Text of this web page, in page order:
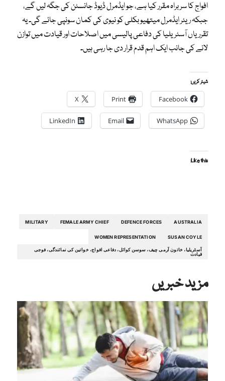
افواج کا سربراہ مقرر کیا ہے، جو ایڈمرل ڈیوڈ جانسٹن کی جگہ لیں گے،
جبکہ ریئر ایڈمرل میتھیو بکلی کو نیوی کی کمان سونپی جائے گی۔ یہ
تقرریاں آسٹریلیا کی دفاعی پالیسی میں اصلاحات اور قیادت میں توازن
لانے کی جانب ایک اہم قدم قرار دی جا رہی ہیں۔
شیئر کریں:
Facebook
Print
X
WhatsApp
Email
LinkedIn
Like this:
AUSTRALIA
DEFENCE FORCES
FEMALE ARMY CHIEF
MILITARY
SUSAN COYLE
WOMEN REPRESENTATION
آسٹریلیا، خاتون آرمی چیف، سوسن کوائل، دفاعی افواج، خواتین کی نمائندگی، فوجی
قیادت
مزید خبریں